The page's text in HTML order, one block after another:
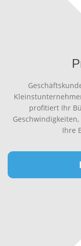
profitiert Ihr
Ihre